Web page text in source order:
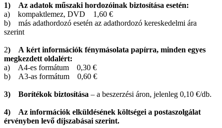
1) Az adatok műszaki hordozóinak biztosítása esetén:
a) kompaktlemez, DVD 1,60 €
b) más adathordozó esetén az adathordozó kereskedelmi ára
szerint
2) A kért információk fénymásolata papírra, minden egyes
megkezdett oldalért:
a) A4-es formátum 0,30 €
b) A3-as formátum 0,60 €
3) Borítékok biztosítása – a beszerzési áron, jelenleg 0,10 €/db.
4) Az információk elküldésének költségei a postaszolgálat
érvényben levő díjszabásai szerint.